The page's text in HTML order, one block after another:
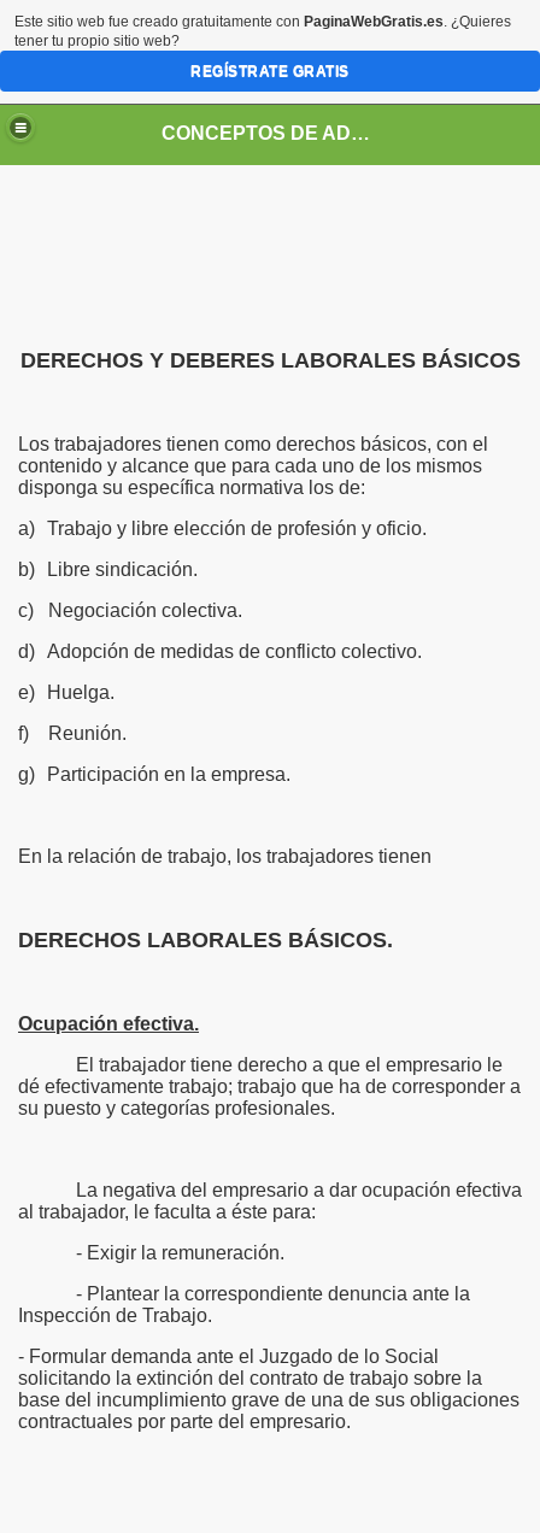
CONCEPTOS DE ADMINISTRACION
DERECHOS Y DEBERES LABORALES BÁSICOS
Los trabajadores tienen como derechos básicos, con el
contenido y alcance que para cada uno de los mismos
disponga su específica normativa los de:
a) Trabajo y libre elección de profesión y oficio.
b)
Libre sindicación.
c)
Negociación colectiva.
d) Adopción de medidas de conflicto colectivo.
e)
Huelga.
f)
Reunión.
g)
Participación en la empresa.
En la relación de trabajo, los trabajadores tienen
DERECHOS LABORALES BÁSICOS.
Ocupación efectiva.
El trabajador tiene derecho a que el empresario le
dé efectivamente trabajo; trabajo que ha de corresponder a
su puesto y categorías profesionales.
La negativa del empresario a dar ocupación efectiva
al trabajador, le faculta a éste para:
- Exigir la remuneración.
- Plantear la correspondiente denuncia ante la
Inspección de Trabajo.
- Formular demanda ante el Juzgado de lo Social
solicitando la extinción del contrato de trabajo sobre la
base del incumplimiento grave de una de sus obligaciones
contractuales por parte del empresario.
Este sitio web fue creado gratuitamente con PaginaWebGratis.es. ¿Quieres
tener tu propio sitio web?
REGÍSTRATE GRATIS